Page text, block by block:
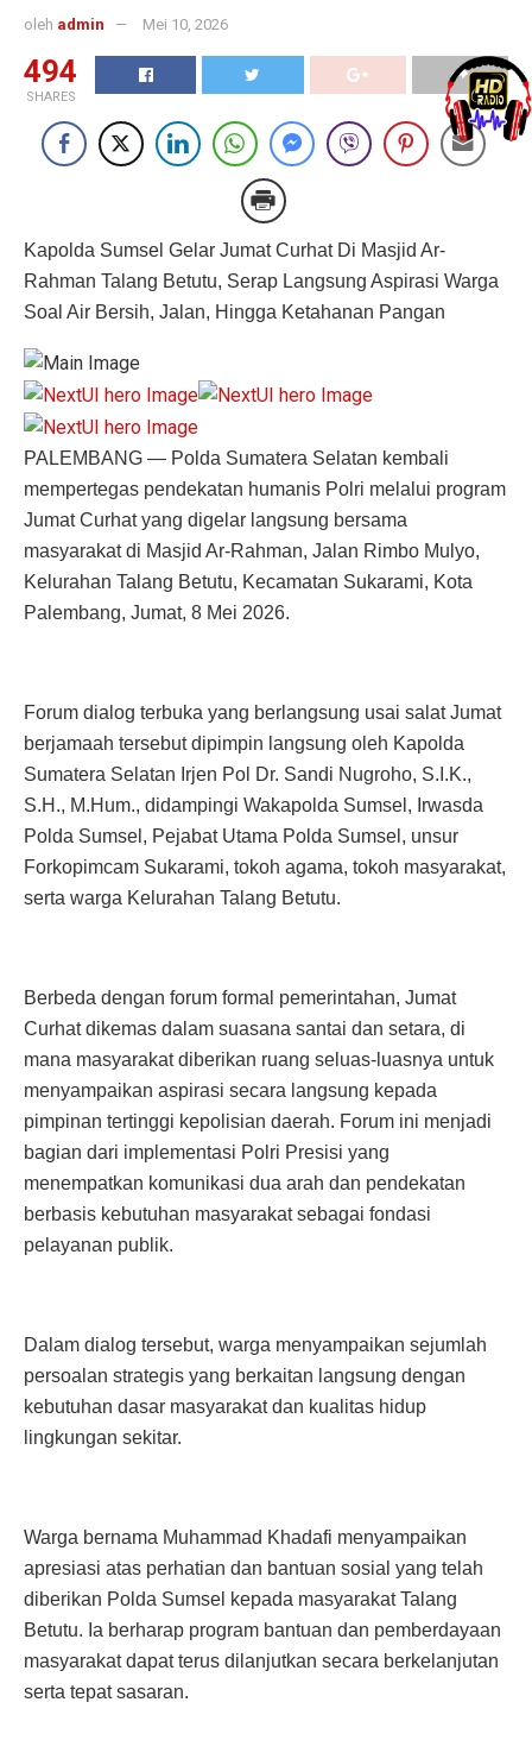
oleh admin Mei 10, 2026
494
SHARES
Kapolda Sumsel Gelar Jumat Curhat Di Masjid Ar-
Rahman Talang Betutu, Serap Langsung Aspirasi Warga
Soal Air Bersih, Jalan, Hingga Ketahanan Pangan
PALEMBANG — Polda Sumatera Selatan kembali
mempertegas pendekatan humanis Polri melalui program
Jumat Curhat yang digelar langsung bersama
masyarakat di Masjid Ar-Rahman, Jalan Rimbo Mulyo,
Kelurahan Talang Betutu, Kecamatan Sukarami, Kota
Palembang, Jumat, 8 Mei 2026.
Forum dialog terbuka yang berlangsung usai salat Jumat
berjamaah tersebut dipimpin langsung oleh Kapolda
Sumatera Selatan Irjen Pol Dr. Sandi Nugroho, S.I.K.,
S.H., M.Hum., didampingi Wakapolda Sumsel, Irwasda
Polda Sumsel, Pejabat Utama Polda Sumsel, unsur
Forkopimcam Sukarami, tokoh agama, tokoh masyarakat,
serta warga Kelurahan Talang Betutu.
Berbeda dengan forum formal pemerintahan, Jumat
Curhat dikemas dalam suasana santai dan setara, di
mana masyarakat diberikan ruang seluas-luasnya untuk
menyampaikan aspirasi secara langsung kepada
pimpinan tertinggi kepolisian daerah. Forum ini menjadi
bagian dari implementasi Polri Presisi yang
menempatkan komunikasi dua arah dan pendekatan
berbasis kebutuhan masyarakat sebagai fondasi
pelayanan publik.
Dalam dialog tersebut, warga menyampaikan sejumlah
persoalan strategis yang berkaitan langsung dengan
kebutuhan dasar masyarakat dan kualitas hidup
lingkungan sekitar.
Warga bernama Muhammad Khadafi menyampaikan
apresiasi atas perhatian dan bantuan sosial yang telah
diberikan Polda Sumsel kepada masyarakat Talang
Betutu. Ia berharap program bantuan dan pemberdayaan
masyarakat dapat terus dilanjutkan secara berkelanjutan
serta tepat sasaran.